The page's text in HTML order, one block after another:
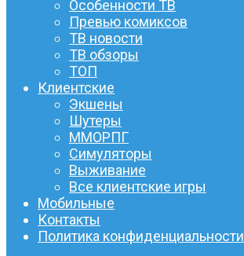
Особенности ТВ
Превью комиксов
ТВ новости
ТВ обзоры
ТОП
Клиентские
Экшены
Шутеры
ММОРПГ
Симуляторы
Выживание
Все клиентские игры
Мобильные
Контакты
Политика конфиденциальности